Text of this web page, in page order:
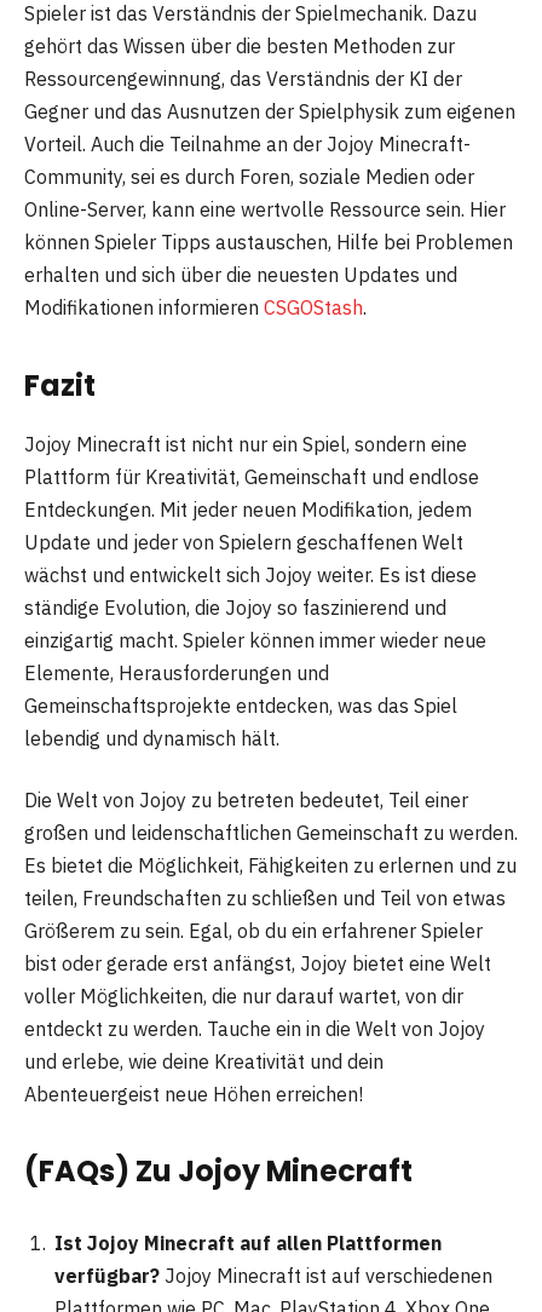
Spieler ist das Verständnis der Spielmechanik. Dazu
gehört das Wissen über die besten Methoden zur
Ressourcengewinnung, das Verständnis der KI der
Gegner und das Ausnutzen der Spielphysik zum eigenen
Vorteil. Auch die Teilnahme an der Jojoy Minecraft-
Community, sei es durch Foren, soziale Medien oder
Online-Server, kann eine wertvolle Ressource sein. Hier
können Spieler Tipps austauschen, Hilfe bei Problemen
erhalten und sich über die neuesten Updates und
Modifikationen informieren CSGOStash.
Fazit
Jojoy Minecraft ist nicht nur ein Spiel, sondern eine
Plattform für Kreativität, Gemeinschaft und endlose
Entdeckungen. Mit jeder neuen Modifikation, jedem
Update und jeder von Spielern geschaffenen Welt
wächst und entwickelt sich Jojoy weiter. Es ist diese
ständige Evolution, die Jojoy so faszinierend und
einzigartig macht. Spieler können immer wieder neue
Elemente, Herausforderungen und
Gemeinschaftsprojekte entdecken, was das Spiel
lebendig und dynamisch hält.
Die Welt von Jojoy zu betreten bedeutet, Teil einer
großen und leidenschaftlichen Gemeinschaft zu werden.
Es bietet die Möglichkeit, Fähigkeiten zu erlernen und zu
teilen, Freundschaften zu schließen und Teil von etwas
Größerem zu sein. Egal, ob du ein erfahrener Spieler
bist oder gerade erst anfängst, Jojoy bietet eine Welt
voller Möglichkeiten, die nur darauf wartet, von dir
entdeckt zu werden. Tauche ein in die Welt von Jojoy
und erlebe, wie deine Kreativität und dein
Abenteuergeist neue Höhen erreichen!
(FAQs) Zu Jojoy Minecraft
Ist Jojoy Minecraft auf allen Plattformen
verfügbar? Jojoy Minecraft ist auf verschiedenen